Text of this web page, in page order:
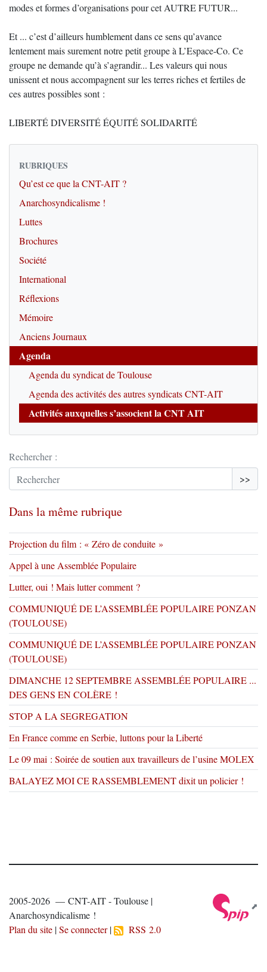
modes et formes d’organisations pour cet AUTRE FUTUR...
Et ... c’est d’ailleurs humblement dans ce sens qu’avance
lentement mais surement notre petit groupe à L’Espace-Co. Ce
groupe ne demande qu’à s’agrandir... Les valeurs qui nous
unissent et nous accompagnent sur les terres riches et fertiles de
ces autres possibles sont :
LIBERTÉ DIVERSITÉ ÉQUITÉ SOLIDARITÉ
RUBRIQUES
Qu’est ce que la CNT-AIT ?
Anarchosyndicalisme !
Luttes
Brochures
Société
International
Réflexions
Mémoire
Anciens Journaux
Agenda
Agenda du syndicat de Toulouse
Agenda des activités des autres syndicats CNT-AIT
Activités auxquelles s’associent la CNT AIT
Rechercher :
>>
Dans la même rubrique
Projection du film : « Zéro de conduite »
Appel à une Assemblée Populaire
Lutter, oui ! Mais lutter comment ?
COMMUNIQUÉ DE L’ASSEMBLÉE POPULAIRE PONZAN
(TOULOUSE)
COMMUNIQUÉ DE L’ASSEMBLÉE POPULAIRE PONZAN
(TOULOUSE)
DIMANCHE 12 SEPTEMBRE ASSEMBLÉE POPULAIRE ...
DES GENS EN COLÈRE !
STOP A LA SEGREGATION
En France comme en Serbie, luttons pour la Liberté
Le 09 mai : Soirée de soutien aux travailleurs de l’usine MOLEX
BALAYEZ MOI CE RASSEMBLEMENT dixit un policier !
2005-2026 — CNT-AIT - Toulouse |
Anarchosyndicalisme !
Plan du site |Se connecter| RSS 2.0